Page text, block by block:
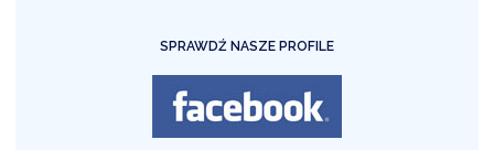
SPRAWDŹ NASZE PROFILE